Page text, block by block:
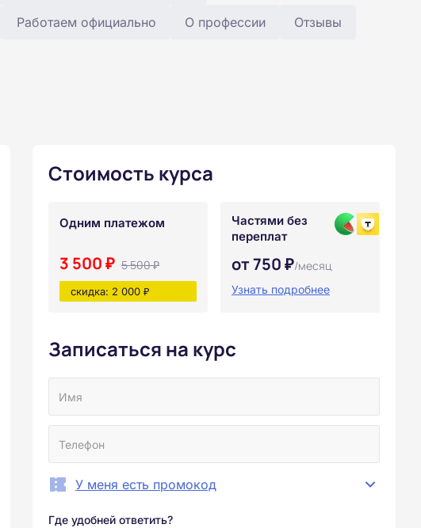
Работаем официально О профессии Отзывы
Стоимость курса
Одним платежом
3 500 ₽ 5 500 ₽
скидка: 2 000 ₽
Частями без
переплат
от 750 ₽/месяц
Узнать подробнее
Записаться на курс
У меня есть промокод
Где удобней ответить?